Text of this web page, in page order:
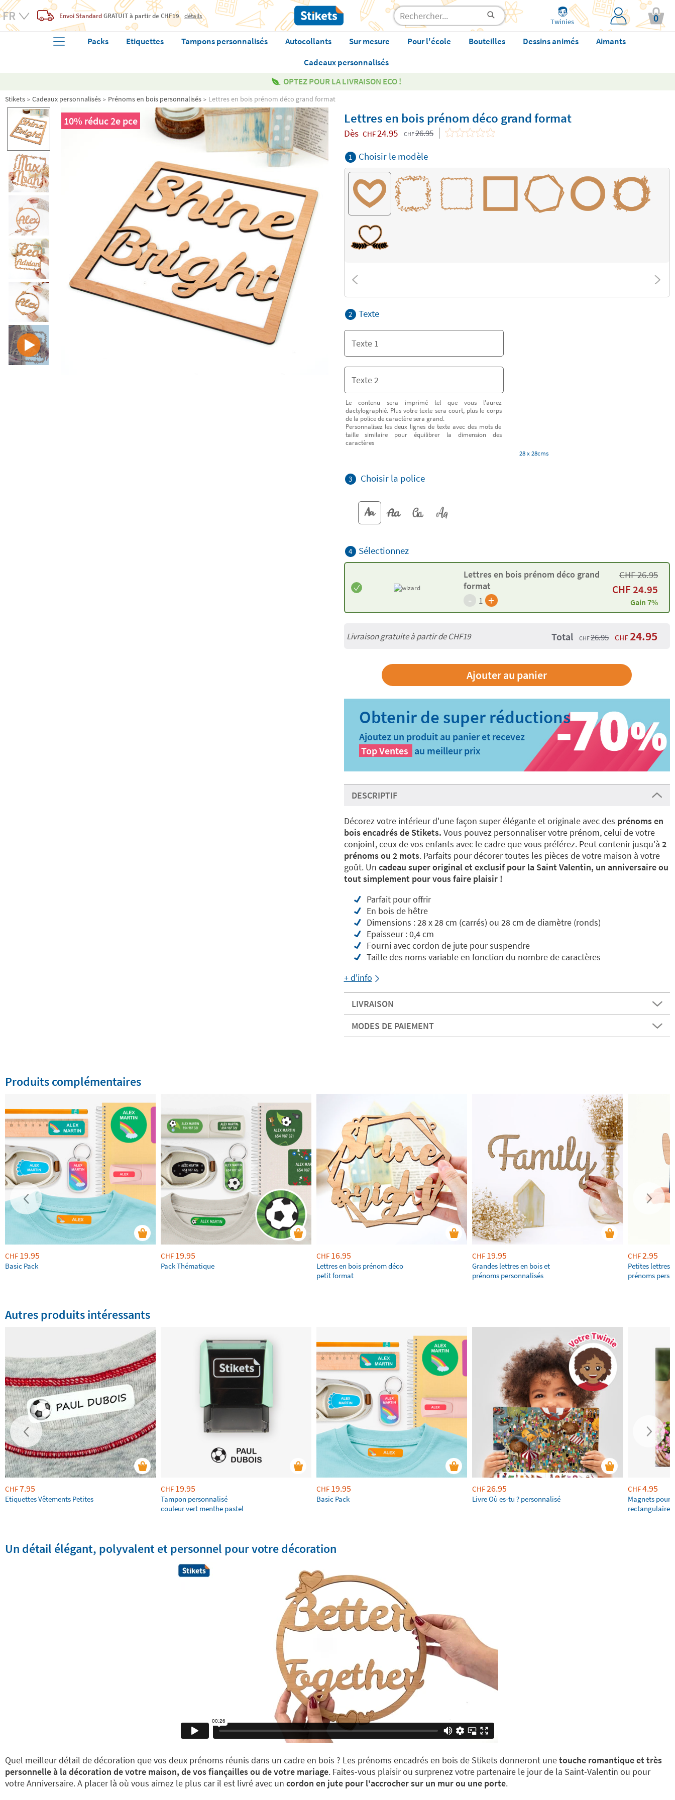
Envoi StandardGRATUITà partir de CHF19 détails
Twinies 0
Packs Etiquettes Tampons personnalisés Autocollants Sur mesure Pour l'école Bouteilles Dessins animés
Aimants
Cadeaux personnalisés
OPTEZ POUR LA LIVRAISON ECO !
Stikets Cadeaux personnalisés Prénoms en bois personnalisés Lettres en bois prénom déco grand format
10% réduc 2e pce Lettres en bois prénom déco grand format
Dès CHF24.95 CHF26.95
1 Choisir le modèle
2 Texte
Le contenu sera imprimé tel que vous l'aurez
dactylographié. Plus votre texte sera court, plus le corps
de la police de caractère sera grand.
Personnalisez les deux lignes de texte avec des mots de
taille similaire pour équilibrer la dimension des
caractères
28 x 28cms
3 Choisir la police
4 Sélectionnez
Lettres en bois prénom déco grand
format
- 1 +
CHF26.95
CHF24.95
Gain 7%
Livraison gratuite à partir deCHF19 Total CHF26.95 CHF 24.95
Ajoutez un produit au panier et recevez
Top Ventes au meilleur prix
DESCRIPTIF
Décorez votre intérieur d'une façon super élégante et originale avec des prénoms en
bois encadrés de Stikets. Vous pouvez personnaliser votre prénom, celui de votre
conjoint, ceux de vos enfants avec le cadre que vous préférez. Peut contenir jusqu'à 2
prénoms ou 2 mots. Parfaits pour décorer toutes les pièces de votre maison à votre
goût. Un cadeau super original et exclusif pour la Saint Valentin, un anniversaire ou
tout simplement pour vous faire plaisir !
Parfait pour offrir
En bois de hêtre
Dimensions : 28 x 28 cm (carrés) ou 28 cm de diamètre (ronds)
Epaisseur : 0,4 cm
Fourni avec cordon de jute pour suspendre
Taille des noms variable en fonction du nombre de caractères
+ d'info
LIVRAISON
MODES DE PAIEMENT
Produits complémentaires
CHF 19.95
Basic Pack
CHF 19.95
Pack Thématique
CHF 16.95
Lettres en bois prénom déco
petit format
CHF 19.95
Grandes lettres en bois et
prénoms personnalisés
CHF2.95
Petites lettres
prénoms
Autres produits intéressants
CHF7.95
Etiquettes Vêtements Petites
CHF 19.95
Tampon personnalisé
couleur vert menthe pastel
CHF 19.95
Basic Pack
CHF26.95
Livre Où es-tu ? personnalisé
CHF4.95
Magnets pour
rectangulaires
Un détail élégant, polyvalent et personnel pour votre décoration
Quel meilleur détail de décoration que vos deux prénoms réunis dans un cadre en bois ? Les prénoms encadrés en bois de Stikets donneront unetouche romantique et très
personnelle à la décoration de votre maison, de vos fiançailles ou de votre mariage. Faites-vous plaisir ou surprenez votre partenaire le jour de la Saint-Valentin ou pour
votre Anniversaire. A placer là où vous aimez le plus car il est livré avec un cordon en jute pour l'accrocher sur un mur ou une porte.